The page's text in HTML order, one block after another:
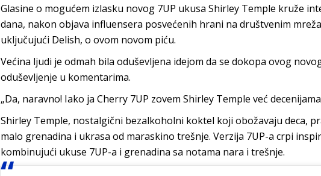
Glasine o mogućem izlasku novog 7UP ukusa Shirley Temple kruže
dana, nakon objava influensera posvećenih hrani na društvenim
uključujući Delish, o ovom novom piću.
Većina ljudi je odmah bila oduševljena idejom da se dokopa ovog
oduševljenje u komentarima.
„Da, naravno! Iako ja Cherry 7UP zovem Shirley Temple već
Shirley Temple, nostalgični bezalkoholni koktel koji obožavaju deca,
malo grenadina i ukrasa od maraskino trešnje. Verzija 7UP-a crpi
kombinujući ukuse 7UP-a i grenadina sa notama nara i trešnje.